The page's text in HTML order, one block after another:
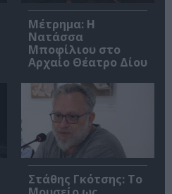
Μέτρημα: Η
Νατάσσα
Μποφίλιου στο
Αρχαίο Θέατρο Δίου
Στάθης Γκότσης: Το